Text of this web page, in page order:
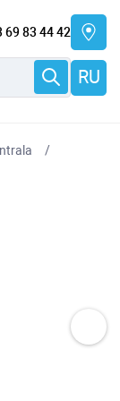
69 83 44 42
RU